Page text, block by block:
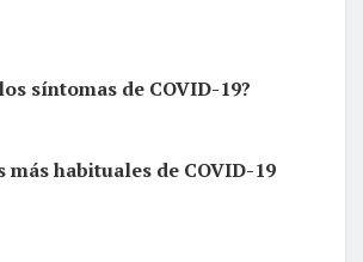
síntomas de COVID-19?
más habituales de COVID-19